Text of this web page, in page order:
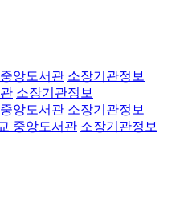
앙도서관 소장기관정보
소장기관정보
앙도서관 소장기관정보
중앙도서관 소장기관정보